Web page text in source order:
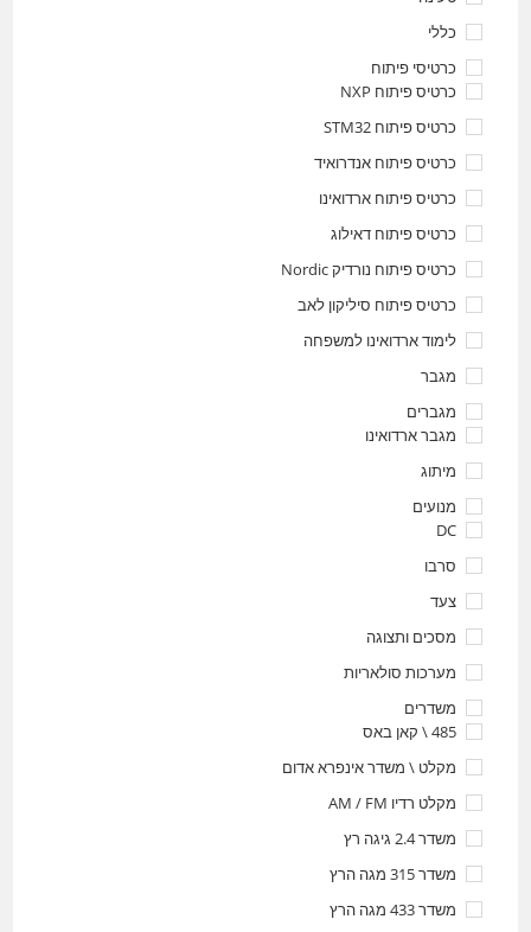
כללי
כרטיסי פיתוח
כרטיס פיתוח NXP
כרטיס פיתוח STM32
כרטיס פיתוח אנדרואיד
כרטיס פיתוח ארדואינו
כרטיס פיתוח דאילוג
כרטיס פיתוח נורדיק Nordic
כרטיס פיתוח סיליקון לאב
לימוד ארדואינו למשפחה
מגבר
מגברים
מגבר ארדואינו
מיתוג
מנועים
DC
סרבו
צעד
מסכים ותצוגה
מערכות סולאריות
משדרים
485 \ קאן באס
מקלט \ משדר אינפרא אדום
מקלט רדיו AM / FM
משדר 2.4 גיגה רץ
משדר 315 מגה הרץ
משדר 433 מגה הרץ